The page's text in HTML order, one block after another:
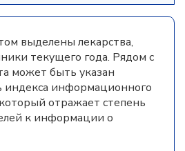
выделены лекарства,
текущего года. Рядом с
может быть указан
информационного
отражает степень
к информации о